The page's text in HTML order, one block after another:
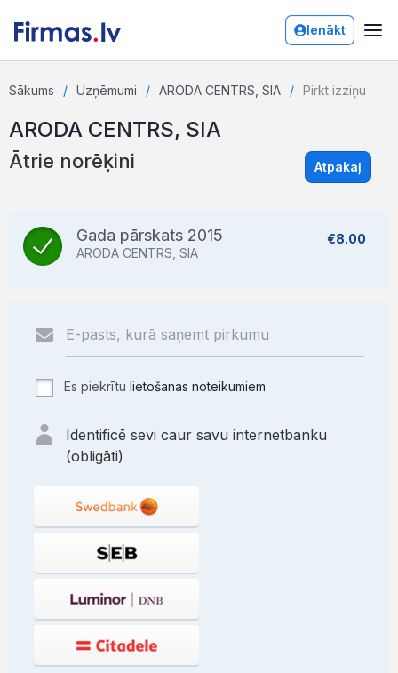
Ienākt
Sākums Uzņēmumi ARODA CENTRS, SIA Pirkt izziņu
ARODA CENTRS, SIA
Ātrie norēķini Atpakaļ
Gada pārskats 2015
ARODA CENTRS, SIA
€8.00
Es piekrītu lietošanas noteikumiem
Identificē sevi caur savu internetbanku
(obligāti)